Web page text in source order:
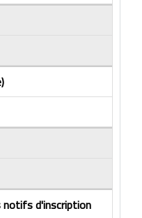
notifs d'inscription